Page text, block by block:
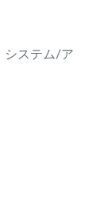
システム/ア